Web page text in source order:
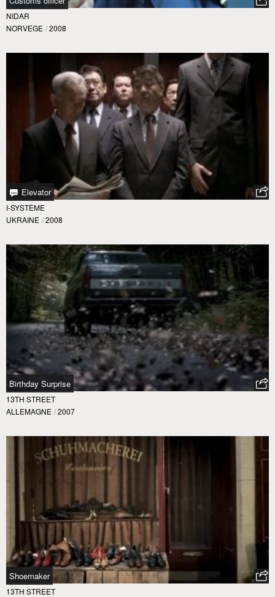
NIDAR
NORVEGE / 2008
Elevator
I-SYSTÈME
UKRAINE / 2008
Birthday Surprise
13TH STREET
ALLEMAGNE / 2007
Shoemaker
13TH STREET